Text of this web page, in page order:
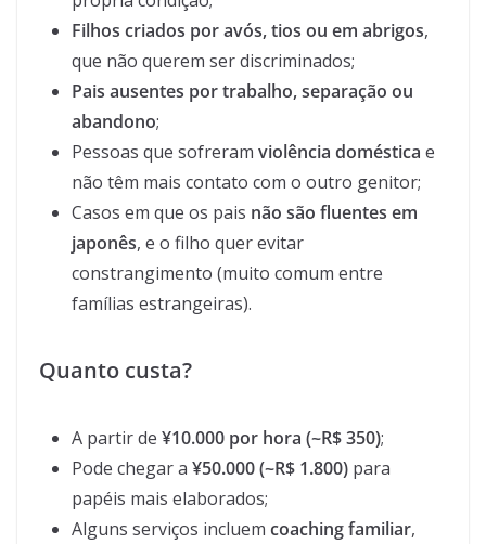
Filhos criados por avós, tios ou em abrigos,
que não querem ser discriminados;
Pais ausentes por trabalho, separação ou
abandono;
Pessoas que sofreram violência doméstica e
não têm mais contato com o outro genitor;
Casos em que os pais não são fluentes em
japonês, e o filho quer evitar
constrangimento (muito comum entre
famílias estrangeiras).
Quanto custa?
A partir de ¥10.000 por hora (~R$ 350);
Pode chegar a ¥50.000 (~R$ 1.800) para
papéis mais elaborados;
Alguns serviços incluem coaching familiar,